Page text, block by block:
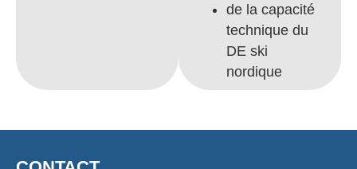
de la capacité
technique du
DE ski
nordique